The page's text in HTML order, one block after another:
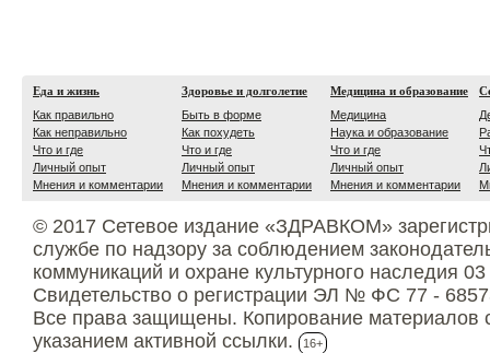
Еда и жизнь
Как правильно
Как неправильно
Что и где
Личный опыт
Мнения и комментарии
Здоровье и долголетие
Быть в форме
Как похудеть
Что и где
Личный опыт
Мнения и комментарии
Медицина и образование
Медицина
Наука и образование
Что и где
Личный опыт
Мнения и комментарии
© 2017 Сетевое издание «ЗДРАВКОМ»
службе по надзору за соблюдением
коммуникаций и охране культурного наследия
Свидетельство о регистрации ЭЛ № ФС 77 -
Все права защищены. Копирование материалов
указанием активной ссылки.
16+